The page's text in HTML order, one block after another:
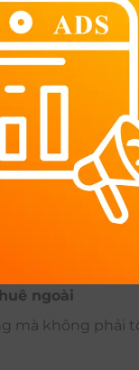
ngoài
mà không phải